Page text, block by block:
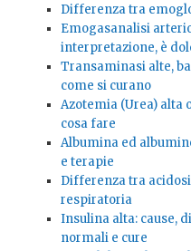
Differenza tra
Emogasanalisi
interpretazione, è
Transaminasi alte,
come si curano
Azotemia (Urea) alta
cosa fare
Albumina ed
e terapie
Differenza tra
respiratoria
Insulina alta: cause,
normali e cure